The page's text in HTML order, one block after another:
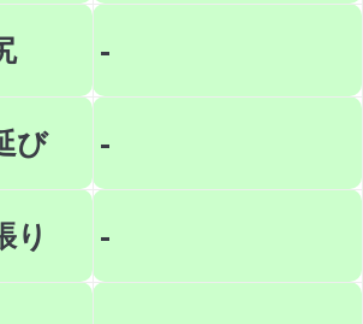
-
び
-
り
-